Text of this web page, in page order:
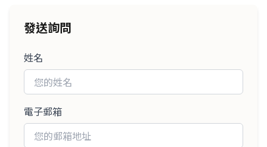
發送詢問
姓名
電子郵箱